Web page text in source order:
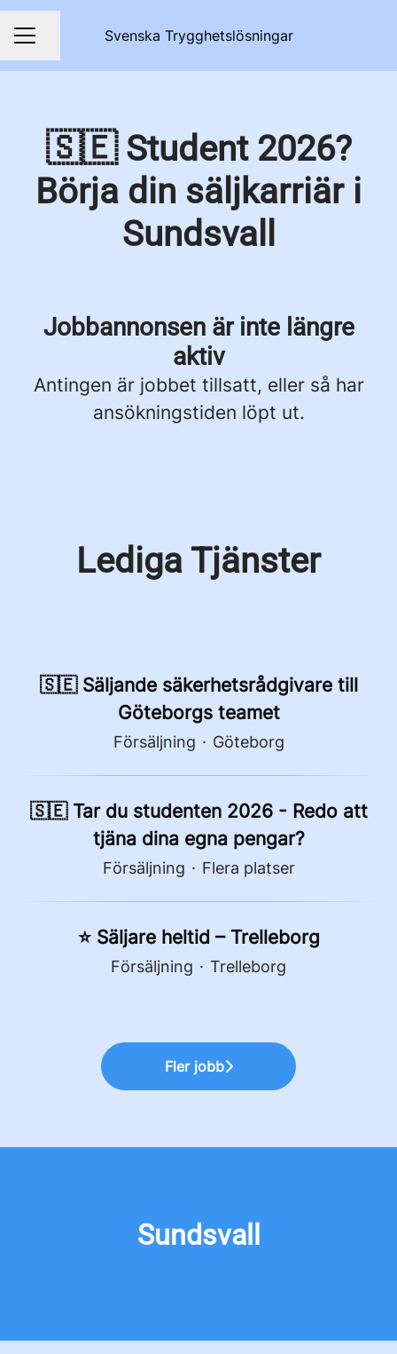
KARRIÄRMENYSvenska Trygghetslösningar
Dela sidan
🇸🇪 Student 2026?
Börja din säljkarriär i
Sundsvall
Jobbannonsen är inte längre
aktiv
Antingen är jobbet tillsatt, eller så har
ansökningstiden löpt ut.
Lediga Tjänster
🇸🇪 Säljande säkerhetsrådgivare till
Göteborgs teamet
Försäljning · Göteborg
🇸🇪 Tar du studenten 2026 - Redo att
tjäna dina egna pengar?
Försäljning · Flera platser
⭐ Säljare heltid – Trelleborg
Försäljning · Trelleborg
Fler jobb
Sundsvall